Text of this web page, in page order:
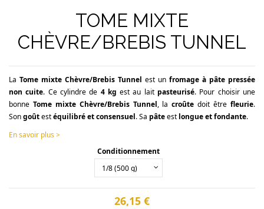
TOME MIXTE
CHÈVRE/BREBIS TUNNEL
La Tome mixte Chèvre/Brebis Tunnel est un fromage à pâte pressée
non cuite. Ce cylindre de 4 kg est au lait pasteurisé. Pour choisir une
bonne Tome mixte Chèvre/Brebis Tunnel, lacroûte doit êtrefleurie.
Songoûtestéquilibré et consensuel. Sa pâteest longue et fondante.
En savoir plus >
Conditionnement
26,15 €